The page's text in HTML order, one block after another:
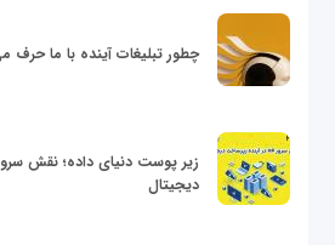
چطور تبلیغات آینده با ما حرف
دیجیتال